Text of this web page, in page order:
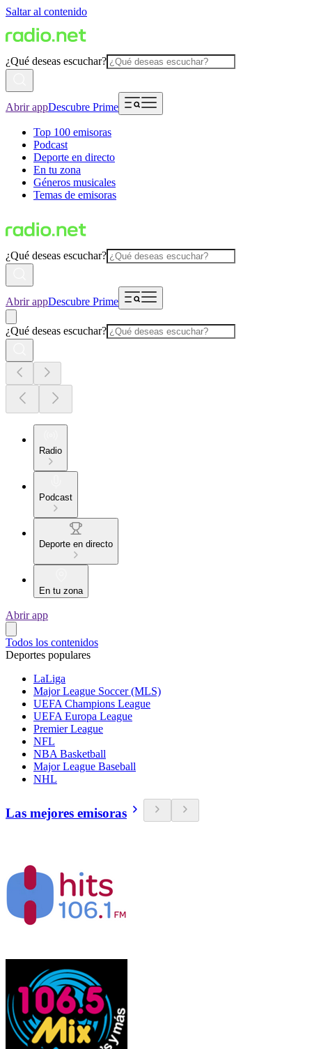
Saltar al contenido
¿Qué deseas escuchar?
Abrir appDescubre Prime
Top 100 emisoras
Podcast
Deporte en directo
En tu zona
Géneros musicales
Temas de emisoras
¿Qué deseas escuchar?
Abrir appDescubre Prime
¿Qué deseas escuchar?
Radio
Podcast
Deporte en directo
En tu zona
Abrir app
Todos los contenidos
Deportes populares
LaLiga
Major League Soccer (MLS)
UEFA Champions League
UEFA Europa League
Premier League
NFL
NBA Basketball
Major League Baseball
NHL
Las mejores emisoras